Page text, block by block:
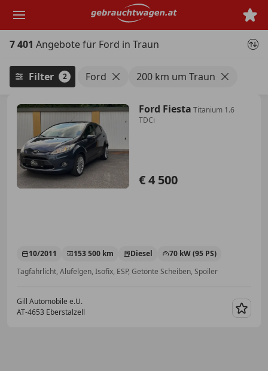
Hauptinhalt
7 401 Angebote für Ford in Traun
Filter 2 Ford 200 km um Traun
Ford Fiesta Titanium 1.6
TDCi
€ 4 500
10/2011 153 500 km Diesel
70 kW (95 PS)
Tagfahrlicht, Alufelgen, Isofix, ESP, Getönte Scheiben, Spoiler
Gill Automobile e.U.
AT-4653 Eberstalzell